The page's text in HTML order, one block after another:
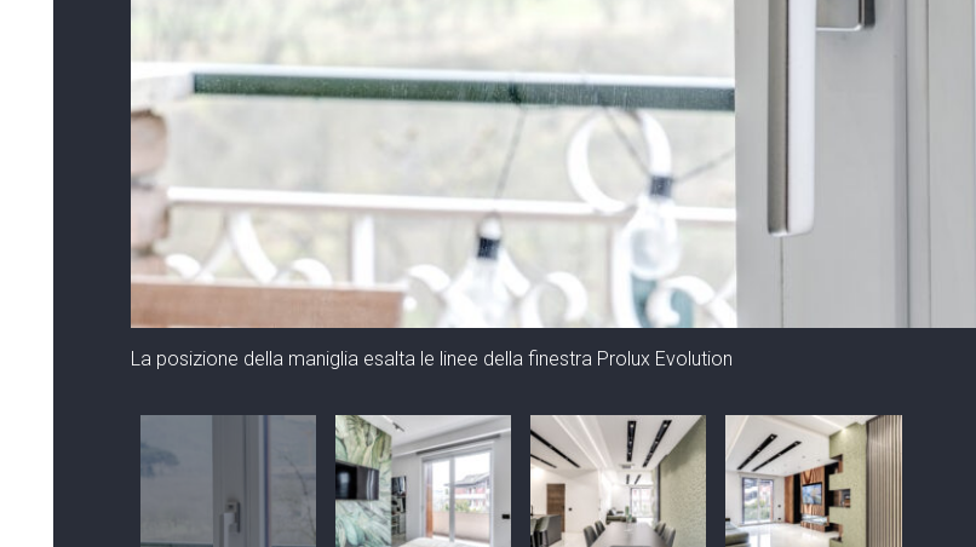
La posizione della maniglia esalta le linee della finestra Prolux Evolution